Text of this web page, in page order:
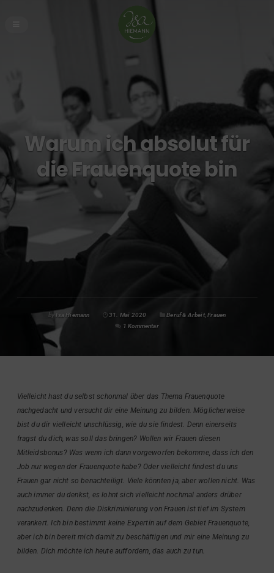
Warum ich absolut für
die Frauenquote bin
by Isa Hiemann 31. Mai 2020 Beruf & Arbeit,Frauen
1 Kommentar
Vielleicht hast du selbst schonmal über das Thema Frauenquote
nachgedacht und versucht dir eine Meinung zu bilden. Möglicherweise
bist du dir vielleicht unschlüssig, wie du sie findest. Denn einerseits
fragst du dich, was soll das bringen? Wollen wir Frauen diesen
Mitleidsbonus? Was wenn ich dann vorgeworfen bekomme, dass ich den
Job nur wegen der Frauenquote habe? Oder vielleicht findest du uns
Frauen gar nicht so benachteiligt. Viele könnten ja, aber wollen nicht. Was
auch immer du denkst, es lohnt sich vielleicht nochmal anders drüber
nachzudenken. Denn die Diskriminierung von Frauen ist tief im System
verankert. Ich bin bestimmt keine Expertin auf dem Gebiet Frauenquote,
aber ich bin bereit mich damit zu beschäftigen und mir eine Meinung zu
bilden. Dich möchte ich heute auffordern, das auch zu tun.